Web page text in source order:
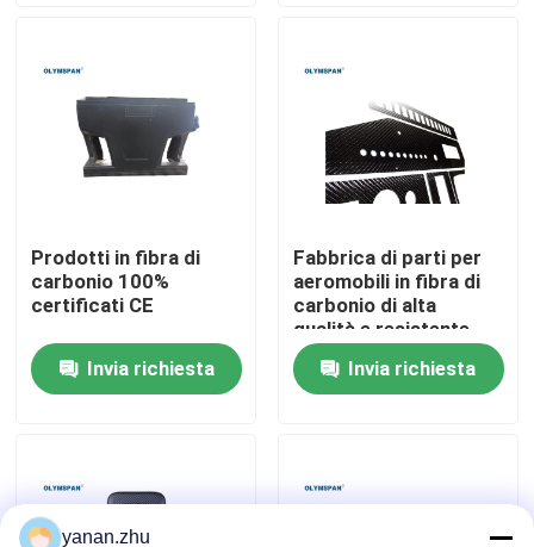
Su di noi
Visita alla fabbrica
Contattaci
Notizie
Autoclave di AAC
Prodotti in fibra di
carbonio 100%
certificati CE
Invia richiesta
Fabbrica di parti per
aeromobili in fibra di
carbonio di alta
qualità e resistente
Invia richiesta
yanan.zhu